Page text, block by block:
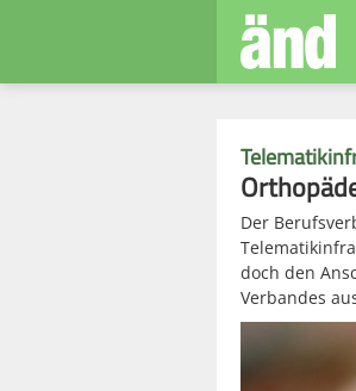
Der
doch den
Verbandes